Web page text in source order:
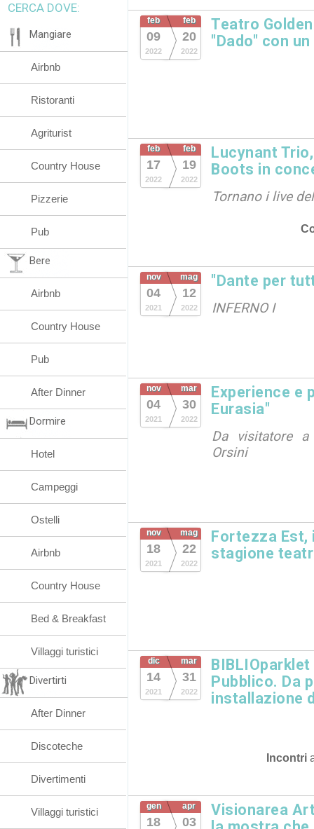
feb
09
2022
feb
20
2022
Teatro
"Dado" con
feb
17
2022
feb
19
2022
Lucynant
Boots in
Tornano i live
nov
04
2021
mag
12
2022
"Dante per
INFERNO I
nov
04
2021
mar
30
2022
Experience e
Eurasia"
Da visitatore a
Orsini
nov
18
2021
mag
22
2022
Fortezza Est,
stagione
dic
14
2021
mar
31
2022
Pubblico. Da
installazione
Incontri
gen
18
apr
03
Visionarea Art
CERCA DOVE:
Mangiare
Airbnb
Ristoranti
Agriturist
Country House
Pizzerie
Pub
Bere
Airbnb
Country House
Pub
After Dinner
Dormire
Hotel
Campeggi
Ostelli
Airbnb
Country House
Bed & Breakfast
Villaggi turistici
Divertirti
After Dinner
Discoteche
Divertimenti
Villaggi turistici